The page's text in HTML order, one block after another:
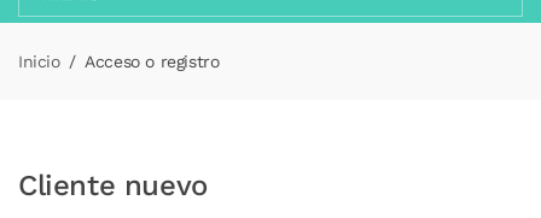
Inicio Acceso o registro
Cliente nuevo